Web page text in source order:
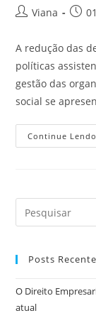
Viana
A redução das
políticas
gestão das
social se
Continue Lendo
Posts
O Direito
atual